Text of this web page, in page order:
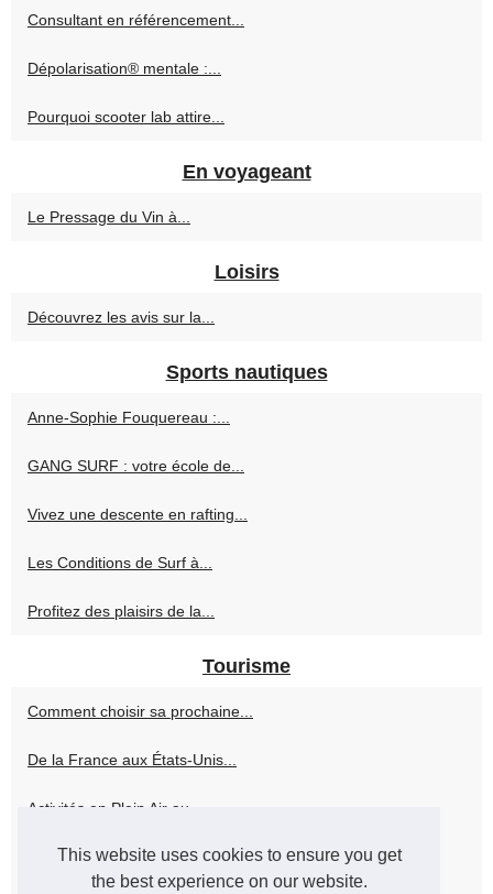
This website uses cookies to ensure you get
the best experience on our website.
Consultant en référencement...
Dépolarisation® mentale :...
Pourquoi scooter lab attire...
En voyageant
Le Pressage du Vin à...
Loisirs
Découvrez les avis sur la...
Sports nautiques
Anne-Sophie Fouquereau :...
GANG SURF : votre école de...
Vivez une descente en rafting...
Les Conditions de Surf à...
Profitez des plaisirs de la...
Tourisme
Comment choisir sa prochaine...
De la France aux États-Unis...
Activités en Plein Air au...
Planifier un Séjour au...